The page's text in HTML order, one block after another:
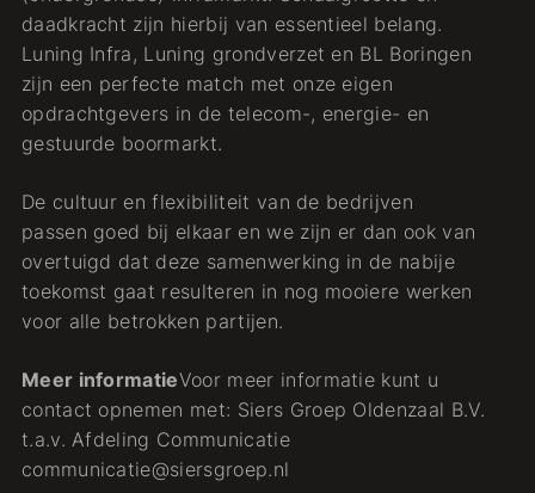
daadkracht zijn hierbij van essentieel belang.
Luning Infra, Luning grondverzet en BL Boringen
zijn een perfecte match met onze eigen
opdrachtgevers in de telecom-, energie- en
gestuurde boormarkt.
De cultuur en flexibiliteit van de bedrijven
passen goed bij elkaar en we zijn er dan ook van
overtuigd dat deze samenwerking in de nabije
toekomst gaat resulteren in nog mooiere werken
voor alle betrokken partijen.
Meer informatieVoor meer informatie kunt u
contact opnemen met: Siers Groep Oldenzaal B.V.
t.a.v. Afdeling Communicatie
communicatie@siersgroep.nl